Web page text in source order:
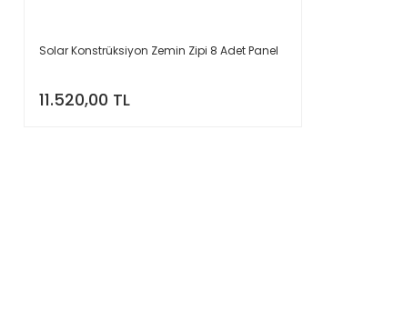
Solar Konstrüksiyon Zemin Zipi 8 Adet Panel
11.520,00 TL